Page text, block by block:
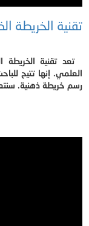
تقنية الخريطة
تعد تقنية
العلمي. إنها تتيح
رسم خريطة ذهنية.